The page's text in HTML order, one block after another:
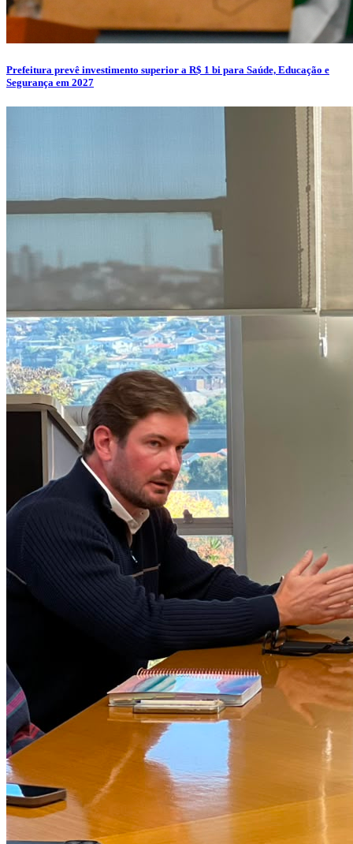
Prefeitura prevê investimento superior a R$ 1 bi para Saúde, Educação e
Segurança em 2027